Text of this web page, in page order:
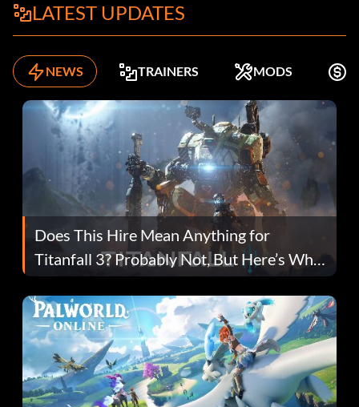
LATEST UPDATES
NEWS TRAINERS MODS
Does This Hire Mean Anything for
Titanfall 3? Probably Not, But Here’s Why
Fans Are Hopeful